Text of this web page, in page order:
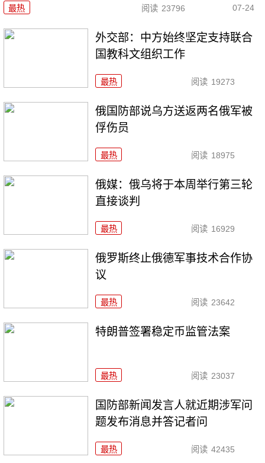
最热 阅读 23796 07-24
外交部：中方始终坚定支持联合
国教科文组织工作
最热 阅读 19273
俄国防部说乌方送返两名俄军被
俘伤员
最热 阅读 18975
俄媒：俄乌将于本周举行第三轮
直接谈判
最热 阅读 16929
俄罗斯终止俄德军事技术合作协
议
最热 阅读 23642
特朗普签署稳定币监管法案
最热 阅读 23037
国防部新闻发言人就近期涉军问
题发布消息并答记者问
最热 阅读 42435